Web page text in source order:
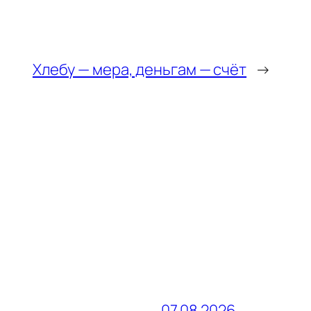
Хлебу — мера, деньгам — счёт →